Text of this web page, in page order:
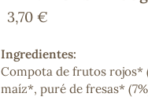
3,70 €
Ingredientes:
Compota de frutos rojos*
maíz*, puré de fresas*